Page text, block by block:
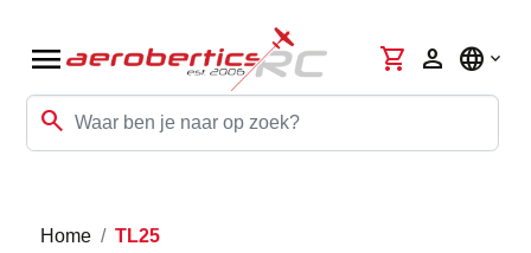
menu
search
shopping_cart person language
Home TL25